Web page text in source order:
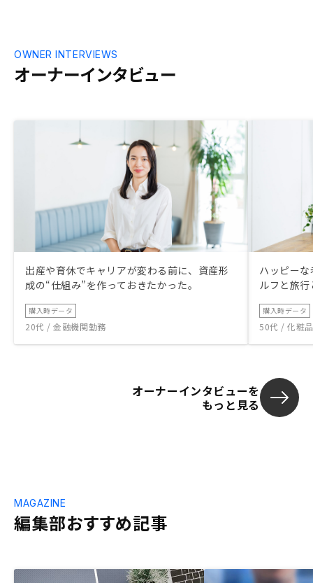
オーナーインタビュー
OWNER INTERVIEWS
出産や育休でキャリアが変わる前に、資産形
成の“仕組み”を作っておきたかった。
購入時データ
20代 / 金融機関勤務
ハッピー
ルフと旅
購入時データ
50代 / 化粧
オーナーインタビューを
もっと見る
編集部おすすめ記事
MAGAZINE